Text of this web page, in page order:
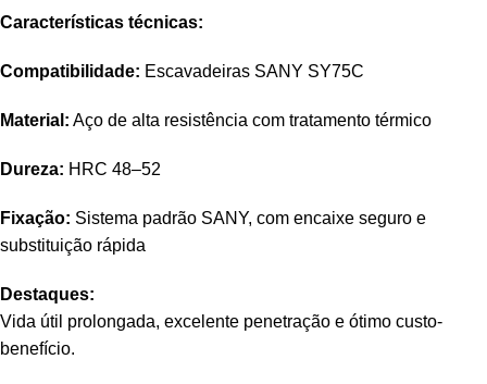
Características técnicas:
Compatibilidade: Escavadeiras SANY SY75C
Material: Aço de alta resistência com tratamento térmico
Dureza: HRC 48–52
Fixação: Sistema padrão SANY, com encaixe seguro e
substituição rápida
Destaques:
Vida útil prolongada, excelente penetração e ótimo custo-
benefício.